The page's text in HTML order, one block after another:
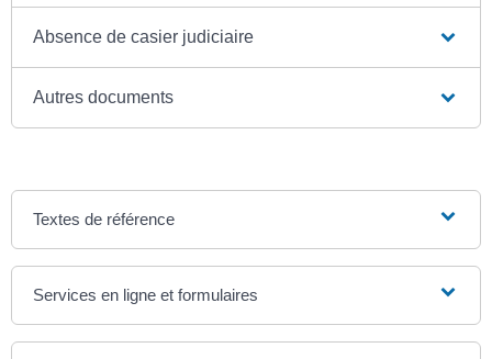
Absence de casier judiciaire
Autres documents
Textes de référence
Services en ligne et formulaires